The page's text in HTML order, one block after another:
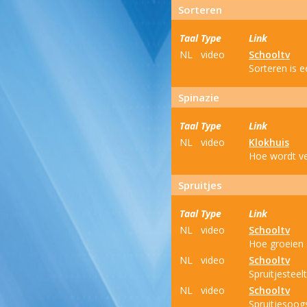
Sorteren
Taal Type
Link
NL
video
Schooltv
Sorteren is
Spinazie
Taal Type
Link
NL
video
Klokhuis
Hoe wordt
Spruitjes
Taal Type
Link
NL
video
Schooltv
Hoe groeien
NL
video
Schooltv
NL
video
Schooltv